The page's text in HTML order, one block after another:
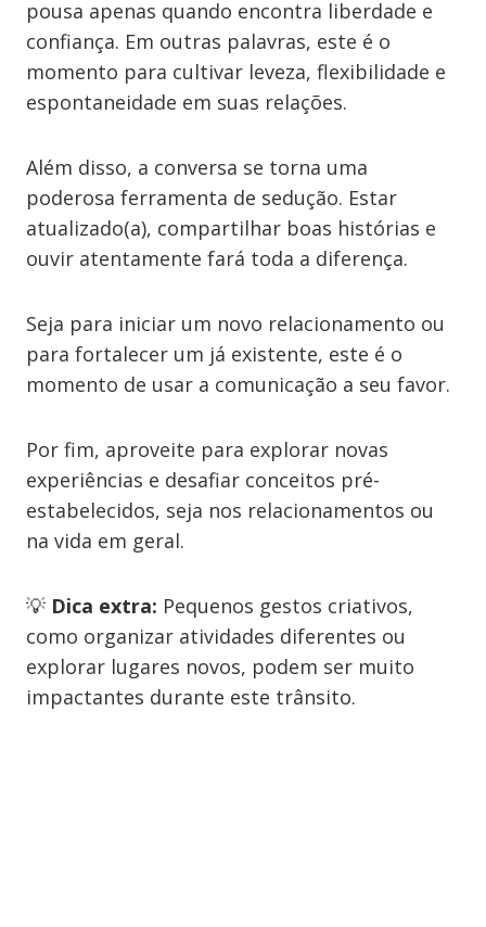
pousa apenas quando encontra liberdade e
confiança. Em outras palavras, este é o
momento para cultivar leveza, flexibilidade e
espontaneidade em suas relações.
Além disso, a conversa se torna uma
poderosa ferramenta de sedução. Estar
atualizado(a), compartilhar boas histórias e
ouvir atentamente fará toda a diferença.
Seja para iniciar um novo relacionamento ou
para fortalecer um já existente, este é o
momento de usar a comunicação a seu favor.
Por fim, aproveite para explorar novas
experiências e desafiar conceitos pré-
estabelecidos, seja nos relacionamentos ou
na vida em geral.
💡 Dica extra: Pequenos gestos criativos,
como organizar atividades diferentes ou
explorar lugares novos, podem ser muito
impactantes durante este trânsito.